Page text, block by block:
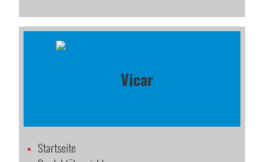
Startseite